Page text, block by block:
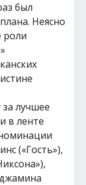
был
Неясно
роли
лучшее
в ленте
(«Гость»),